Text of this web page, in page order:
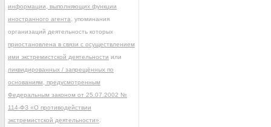
информации, выполняющих функции
иностранного агента , упоминания
организаций деятельность которых
приостановлена в связи с осуществлением
ими экстремистской деятельности или
ликвидированных / запрещённых по
основаниям, предусмотренным
Федеральным законом от 25.07.2002 №
114-ФЗ «О противодействии
экстремистской деятельности»